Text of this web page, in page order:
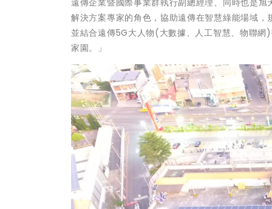
解決方案專家的角色，協助遠傳在智慧綠能場域
並結合遠傳5G大人物(大數據、人工智慧、物聯
家園。」